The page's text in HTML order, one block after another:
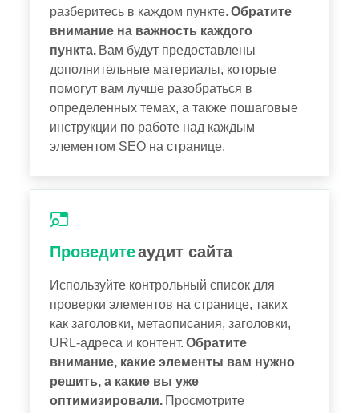
разберитесь в каждом пункте. Обратите
внимание на важность каждого
пункта. Вам будут предоставлены
дополнительные материалы, которые
помогут вам лучше разобраться в
определенных темах, а также пошаговые
инструкции по работе над каждым
элементом SEO на странице.
Проведитеаудит сайта
Используйте контрольный список для
проверки элементов на странице, таких
как заголовки, метаописания, заголовки,
URL-адреса и контент. Обратите
внимание, какие элементы вам нужно
решить, а какие вы уже
оптимизировали. Просмотрите